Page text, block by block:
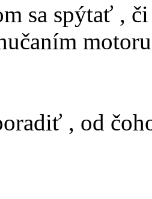
sa spýtať ,
, od